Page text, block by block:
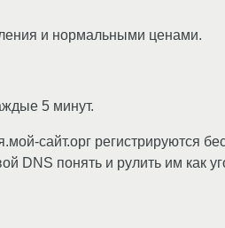
и нормальными ценами.
5 минут.
сайт.орг регистрируются
DNS понять и рулить им как